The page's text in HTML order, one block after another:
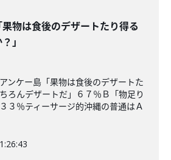
果物は食後のデザートたり得る
」
ンケー島「果物は食後のデザートた
ろんデザートだ」６７％Ｂ「物足り
３％ティーサージ的沖縄の普通はＡ